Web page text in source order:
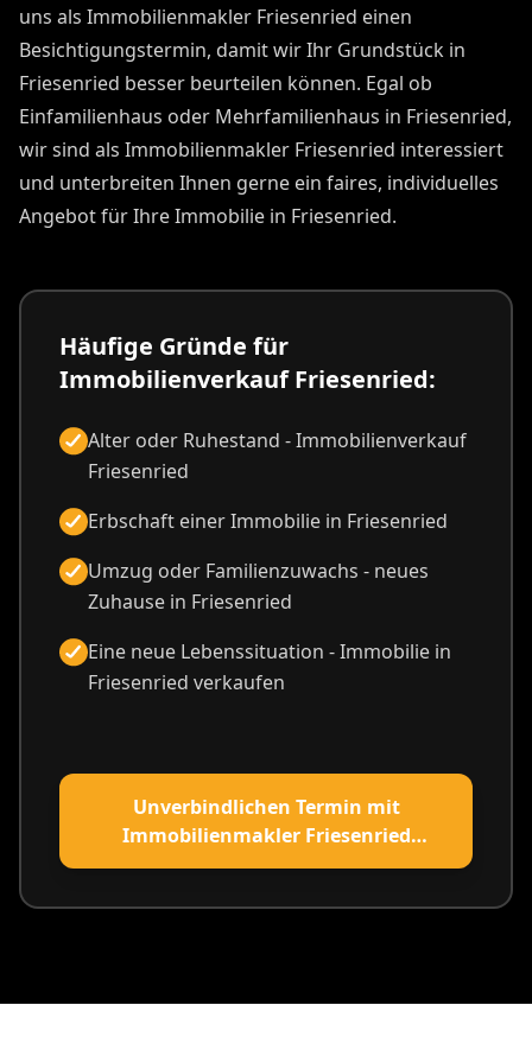
uns als Immobilienmakler Friesenried einen
Besichtigungstermin, damit wir Ihr Grundstück in
Friesenried besser beurteilen können. Egal ob
Einfamilienhaus oder Mehrfamilienhaus in Friesenried,
wir sind als Immobilienmakler Friesenried interessiert
und unterbreiten Ihnen gerne ein faires, individuelles
Angebot für Ihre Immobilie in Friesenried.
Häufige Gründe für
Immobilienverkauf Friesenried:
Alter oder Ruhestand - Immobilienverkauf
Friesenried
Erbschaft einer Immobilie in Friesenried
Umzug oder Familienzuwachs - neues
Zuhause in Friesenried
Eine neue Lebenssituation - Immobilie in
Friesenried verkaufen
Unverbindlichen Termin mit
Immobilienmakler Friesenried
vereinbaren